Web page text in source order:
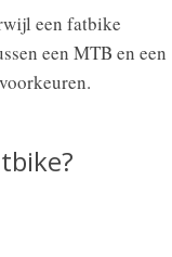
een fatbike
een MTB en een